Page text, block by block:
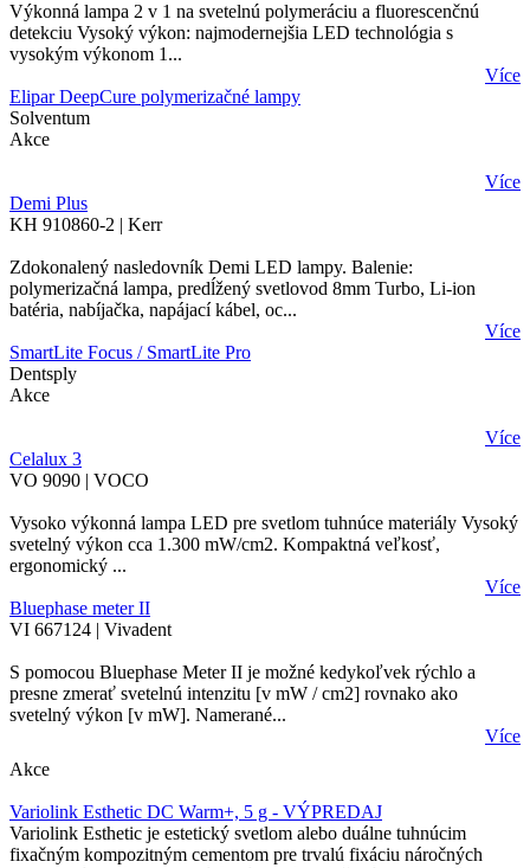
Výkonná lampa 2 v 1 na svetelnú polymeráciu a fluorescenčnú
detekciu Vysoký výkon: najmodernejšia LED technológia s
vysokým výkonom 1...
Více
Elipar DeepCure polymerizačné lampy
Solventum
Akce
Více
Demi Plus
KH 910860-2 | Kerr
Zdokonalený nasledovník Demi LED lampy. Balenie:
polymerizačná lampa, predĺžený svetlovod 8mm Turbo, Li-ion
batéria, nabíjačka, napájací kábel, oc...
Více
SmartLite Focus / SmartLite Pro
Dentsply
Akce
Více
Celalux 3
VO 9090 | VOCO
Vysoko výkonná lampa LED pre svetlom tuhnúce materiály Vysoký
svetelný výkon cca 1.300 mW/cm2. Kompaktná veľkosť,
ergonomický ...
Více
Bluephase meter II
VI 667124 | Vivadent
S pomocou Bluephase Meter II je možné kedykoľvek rýchlo a
presne zmerať svetelnú intenzitu [v mW / cm2] rovnako ako
svetelný výkon [v mW]. Namerané...
Více
Akce
Variolink Esthetic DC Warm+, 5 g - VÝPREDAJ
Variolink Esthetic je estetický svetlom alebo duálne tuhnúcim
fixačným kompozitným cementom pre trvalú fixáciu náročných